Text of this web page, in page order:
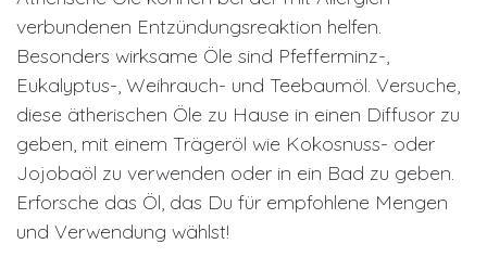
verbundenen Entzündungsreaktion helfen.
Besonders wirksame Öle sind Pfefferminz-,
Eukalyptus-, Weihrauch- und Teebaumöl. Versuche,
diese ätherischen Öle zu Hause in einen Diffusor zu
geben, mit einem Trägeröl wie Kokosnuss- oder
Jojobaöl zu verwenden oder in ein Bad zu geben.
Erforsche das Öl, das Du für empfohlene Mengen
und Verwendung wählst!